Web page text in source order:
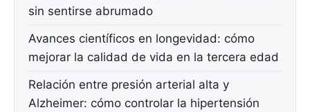
sin sentirse abrumado
Avances científicos en longevidad: cómo
mejorar la calidad de vida en la tercera edad
Relación entre presión arterial alta y
Alzheimer: cómo controlar la hipertensión